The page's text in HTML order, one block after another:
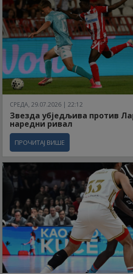
СРЕДА, 29.07.2026 | 22:12
Звезда убједљива против
наредни ривал
ПРОЧИТАЈ ВИШЕ